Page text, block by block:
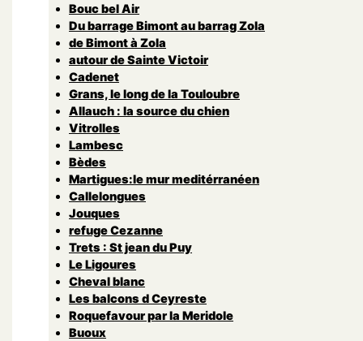
Bouc bel Air
Du barrage Bimont au barrag Zola
de Bimont à Zola
autour de Sainte Victoir
Cadenet
Grans, le long de la Touloubre
Allauch : la source du chien
Vitrolles
Lambesc
Bèdes
Martigues:le mur meditérranéen
Callelongues
Jouques
refuge Cezanne
Trets : St jean du Puy
Le Ligoures
Cheval blanc
Les balcons d Ceyreste
Roquefavour par la Meridole
Buoux